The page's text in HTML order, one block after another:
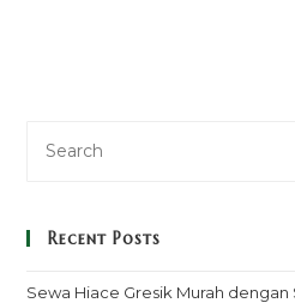
Recent Posts
Sewa Hiace Gresik Murah dengan